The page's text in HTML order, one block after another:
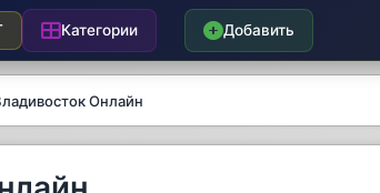
Категории Добавить
Онлайн